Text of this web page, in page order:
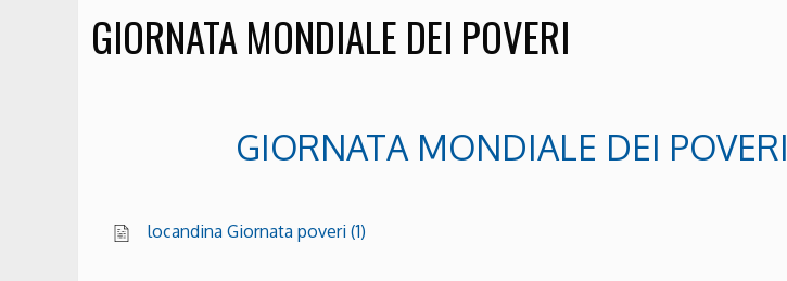
GIORNATA MONDIALE DEI POVERI
GIORNATA MONDIALE DEI POVERI
locandina Giornata poveri (1)